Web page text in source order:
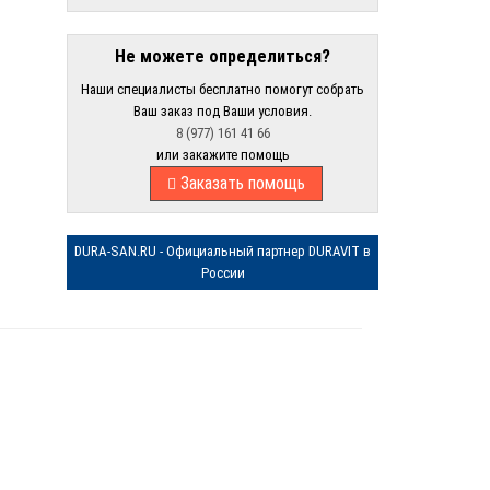
Не можете определиться?
Наши специалисты бесплатно помогут собрать
Ваш заказ под Ваши условия.
8 (977) 161 41 66
или закажите помощь
Заказать помощь
DURA-SAN.RU - Официальный партнер DURAVIT в
России